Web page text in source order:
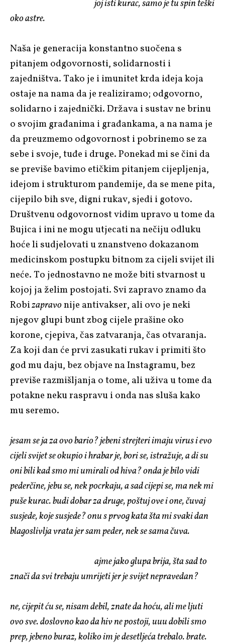
joj isti kurac, samo je tu spin teški
oko astre.
Naša je generacija konstantno suočena s
pitanjem odgovornosti, solidarnosti i
zajedništva. Tako je i imunitet krda ideja koja
ostaje na nama da je realiziramo; odgovorno,
solidarno i zajednički. Država i sustav ne brinu
o svojim građanima i građankama, a na nama je
da preuzmemo odgovornost i pobrinemo se za
sebe i svoje, tuđe i druge. Ponekad mi se čini da
se previše bavimo etičkim pitanjem cijepljenja,
idejom i strukturom pandemije, da se mene pita,
cijepilo bih sve, digni rukav, sjedi i gotovo.
Društvenu odgovornost vidim upravo u tome da
Bujica i ini ne mogu utjecati na nečiju odluku
hoće li sudjelovati u znanstveno dokazanom
medicinskom postupku bitnom za cijeli svijet ili
neće. To jednostavno ne može biti stvarnost u
kojoj ja želim postojati. Svi zapravo znamo da
Robizapravonije antivakser, ali ovo je neki
njegov glupi bunt zbog cijele prašine oko
korone, cjepiva, čas zatvaranja, čas otvaranja.
Za koji dan će prvi zasukati rukav i primiti što
god mu daju, bez objave na Instagramu, bez
previše razmišljanja o tome, ali uživa u tome da
potakne neku raspravu i onda nas sluša kako
mu seremo.
jesam se ja za ovo bario? jebeni strejteri imaju virus i evo
cijeli svijet se okupio i hrabar je, bori se, istražuje, a di su
oni bili kad smo mi umirali od hiva? onda je bilo vidi
pederčine, jebu se, nek pocrkaju, a sad cijepi se, ma nek mi
puše kurac. budi dobar za druge, poštuj ove i one, čuvaj
susjede, koje susjede? onu s prvog kata šta mi svaki dan
blagoslivlja vrata jer sam peder, nek se sama čuva.
ajme jako glupa brija, šta sad to
znači da svi trebaju umrijeti jer je svijet nepravedan?
ne, cijepit ću se, nisam debil, znate da hoću, ali me ljuti
ovo sve. doslovno kao da hiv ne postoji, uuu dobili smo
prep, jebeno buraz, koliko im je desetljeća trebalo. brate.